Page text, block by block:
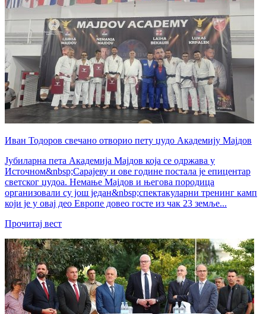
Иван Тодоров свечано отворио пету џудо Академију Мајдов
Јубиларна пета Академија Мајдов која се одржава у
Источном&nbsp;Сарајеву и ове године постала је епицентар
светског џудоа. Немање Мајдов и његова породица
организовали су још један&nbsp;спектакуларни тренинг камп
који је у овај део Европе довео госте из чак 23 земље...
Прочитај вест